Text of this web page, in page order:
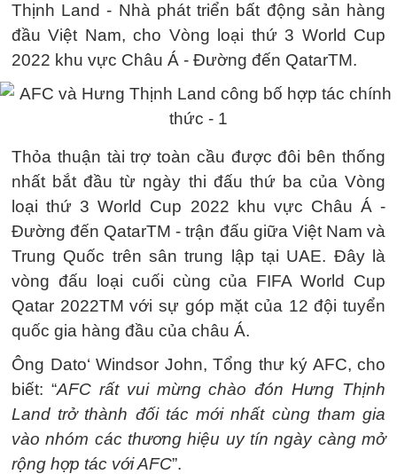
Thịnh Land - Nhà phát triển bất động sản hàng
đầu Việt Nam, cho Vòng loại thứ 3 World Cup
2022 khu vực Châu Á - Đường đến QatarTM.
Thỏa thuận tài trợ toàn cầu được đôi bên thống
nhất bắt đầu từ ngày thi đấu thứ ba của Vòng
loại thứ 3 World Cup 2022 khu vực Châu Á -
Đường đến QatarTM - trận đấu giữa Việt Nam và
Trung Quốc trên sân trung lập tại UAE. Đây là
vòng đấu loại cuối cùng của FIFA World Cup
Qatar 2022TM với sự góp mặt của 12 đội tuyển
quốc gia hàng đầu của châu Á.
Ông Dato‘ Windsor John, Tổng thư ký AFC, cho
biết: “AFC rất vui mừng chào đón Hưng Thịnh
Land trở thành đối tác mới nhất cùng tham gia
vào nhóm các thương hiệu uy tín ngày càng mở
rộng hợp tác với AFC”.